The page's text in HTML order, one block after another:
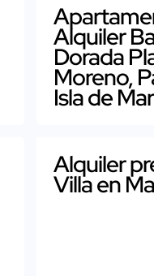
Alquiler
Dorada
Moreno,
Isla de
Alquiler
Villa en